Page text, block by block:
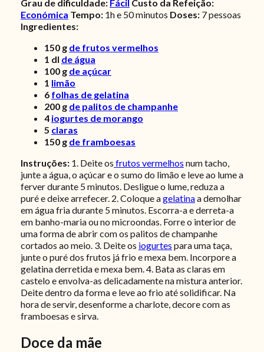
Grau de dificuldade: Fácil Custo da Refeição:
Económica Tempo: 1h e 50 minutos Doses: 7pessoas
Ingredientes:
150 g de frutos vermelhos
1 dl de água
100 g de açúcar
1 limão
6 folhas de gelatina
200 g de palitos de champanhe
4 iogurtes de morango
5 claras
150 g de framboesas
Instruções: 1. Deite os frutos vermelhos num tacho,
junte a água, o açúcar e o sumo do limão e leve ao lume a
ferver durante 5 minutos. Desligue o lume, reduza a
puré e deixe arrefecer. 2. Coloque agelatinaa demolhar
em água fria durante 5 minutos. Escorra-a e derreta-a
em banho-maria ou no microondas. Forre o interior de
uma forma de abrir com os palitos de champanhe
cortados ao meio. 3. Deite os iogurtes para uma taça,
junte o puré dos frutos já frio e mexa bem. Incorpore a
gelatina derretida e mexa bem. 4. Bata as claras em
castelo e envolva-as delicadamente na mistura anterior.
Deite dentro da forma e leve ao frio até solidificar. Na
hora de servir, desenforme a charlote, decore com as
framboesas e sirva.
Doce da mãe